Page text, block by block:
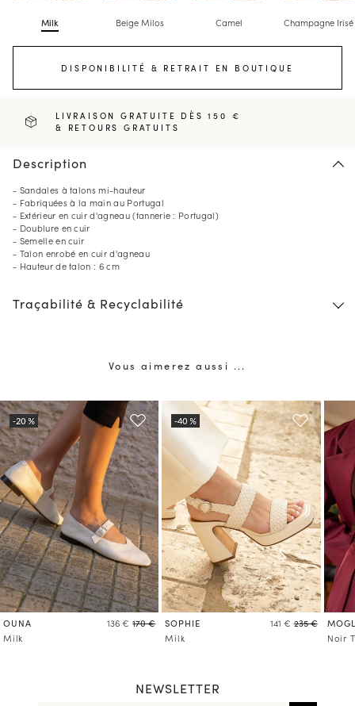
Milk Beige Milos Camel Champagne Irisé
DISPONIBILITÉ & RETRAIT EN BOUTIQUE
LIVRAISON GRATUITE DÈS 150 €
& RETOURS GRATUITS
Description
- Sandales à talons mi-hauteur
- Fabriquées à la main au Portugal
- Extérieur en cuir d'agneau (tannerie : Portugal)
- Doublure en cuir
- Semelle en cuir
- Talon enrobé en cuir d'agneau
- Hauteur de talon : 6 cm
Traçabilité & Recyclabilité
Vous aimerez aussi ...
OUNA 136 € 170 €
Milk
SOPHIE 141 € 235 €
Milk
Noir
NEWSLETTER